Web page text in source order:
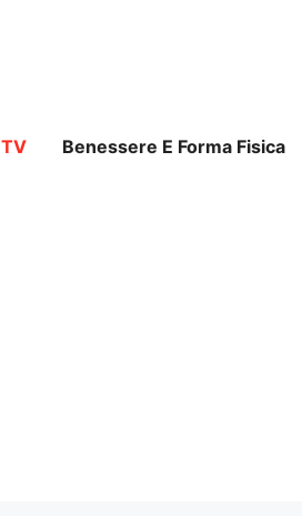
TV Benessere E Forma Fisica